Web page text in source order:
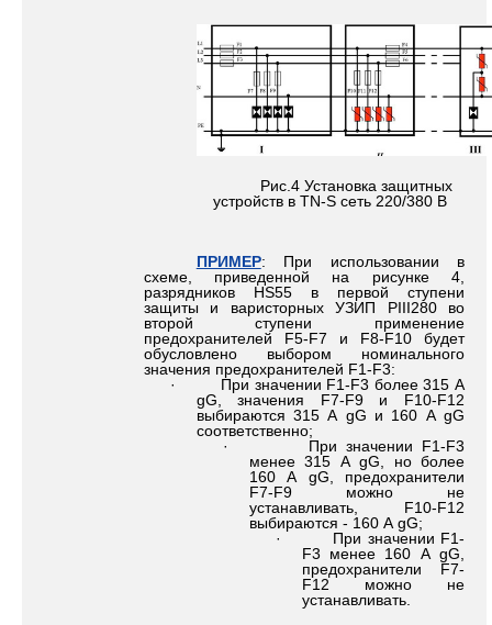
Рис.4 Установка защитных
устройств в TN-S сеть 220/380 В
ПРИМЕР: При использовании в
схеме, приведенной на рисунке 4,
разрядников HS55 в первой ступени
защиты и варисторных УЗИП PIII280 во
второй ступени применение
предохранителей F5-F7 и F8-F10 будет
обусловлено выбором номинального
значения предохранителей F1-F3:
· При значении F1-F3 более 315 А
gG, значения F7-F9 и F10-F12
выбираются ­315 А gG и 160 А gG
соответственно;
· При значении F1-F3
менее 315 А gG, но более
160 А gG, предохранители
F7-F9 можно не
устанавливать, F10-F12
выбираются - 160 А gG;
· При значении F1-
F3 менее 160 А gG,
предохранители F7-
F12 можно не
устанавливать.